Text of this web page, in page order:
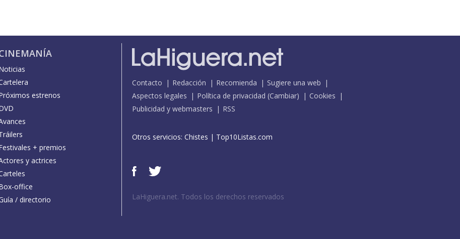
estrenos
+ premios
y actrices
office
/ directorio
Contacto Redacción Recomienda
Sugiere una web
Aspectos legales
Política de privacidad (Cambiar)
Cookies
Publicidad y webmasters
RSS
Otros servicios: Chistes | Top10Listas.com
LaHiguera.net. Todos los derechos reservados